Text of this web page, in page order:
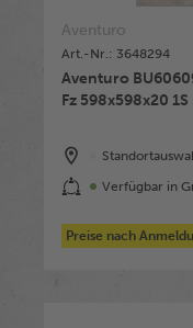
Aventuro
Art.-Nr.: 3648294
Aventuro
Fz 598x598x20
Verfügbar in
Preise nach